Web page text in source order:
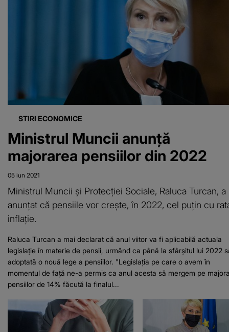
STIRI ECONOMICE
Ministrul Muncii anunţă
majorarea pensiilor din 2022
05 iun 2021
Ministrul Muncii şi Protecţiei Sociale, Raluca Turcan, a
anunţat că pensiile vor creşte, în 2022, cel puţin cu
inflaţie.
Raluca Turcan a mai declarat că anul viitor va fi aplicabilă actuala
legislaţie în materie de pensii, urmând ca până la sfârşitul lui 2022
adoptată o nouă lege a pensiilor. "Legislaţia pe care o avem în
momentul de faţă ne-a permis ca anul acesta să mergem pe
pensiilor de 14% făcută la finalul...